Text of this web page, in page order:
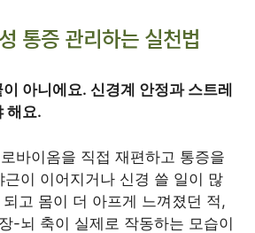
통증 관리하는 실천법
아니에요. 신경계 안정과 스트레
해요.
바이옴을 직접 재편하고 통증을
근이 이어지거나 신경 쓸 일이 많
고 몸이 더 아프게 느껴졌던 적,
-뇌 축이 실제로 작동하는 모습이